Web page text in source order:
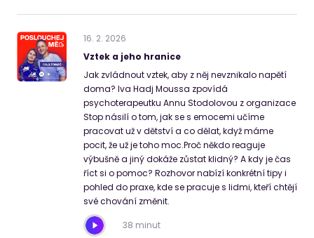
16. 2. 2026
Vztek a jeho hranice
Jak zvládnout vztek, aby z něj nevznikalo napětí
doma? Iva Hadj Moussa zpovídá
psychoterapeutku Annu Stodolovou z organizace
Stop násilí o tom, jak se s emocemi učíme
pracovat už v dětství a co dělat, když máme
pocit, že už je toho moc.Proč někdo reaguje
výbušně a jiný dokáže zůstat klidný? A kdy je čas
říct si o pomoc? Rozhovor nabízí konkrétní tipy i
pohled do praxe, kde se pracuje s lidmi, kteří chtějí
své chování změnit.
38 minut